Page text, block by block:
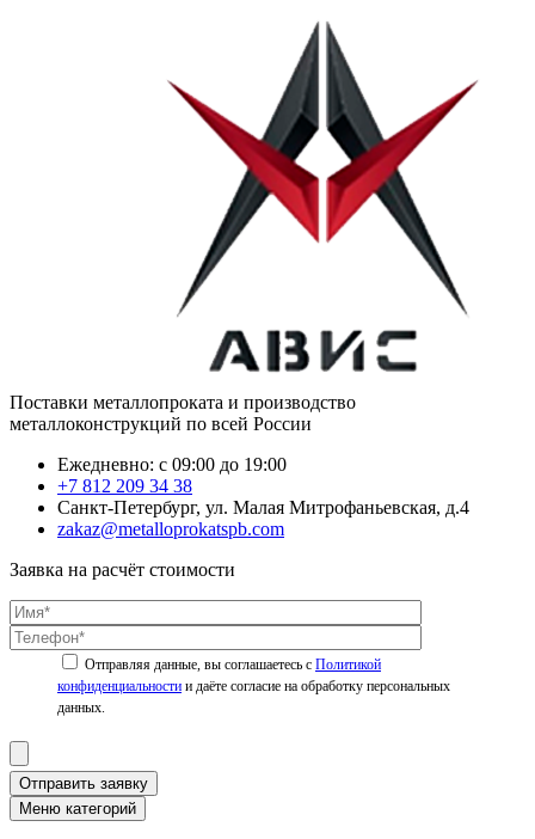
Поставки металлопроката и производство
металлоконструкций по всей России
Ежедневно: с 09:00 до 19:00
+7 812 209 34 38
Санкт-Петербург, ул. Малая Митрофаньевская, д.4
zakaz@metalloprokatspb.com
Заявка на расчёт стоимости
Политикой
конфиденциальности
Отправить заявку
Меню категорий